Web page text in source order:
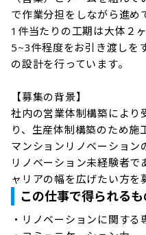
で作業分担をしながら進め
1件当たりの工期は大体２
5~3件程度をお引き渡しを
の設計を行っています。
【募集の背景】
社内の営業体制構築により
り、生産体制構築のため施
マンションリノベーション
リノベーション未経験者で
ャリアの幅を広げたい方を
この仕事で得られるも
・リノベーションに関する